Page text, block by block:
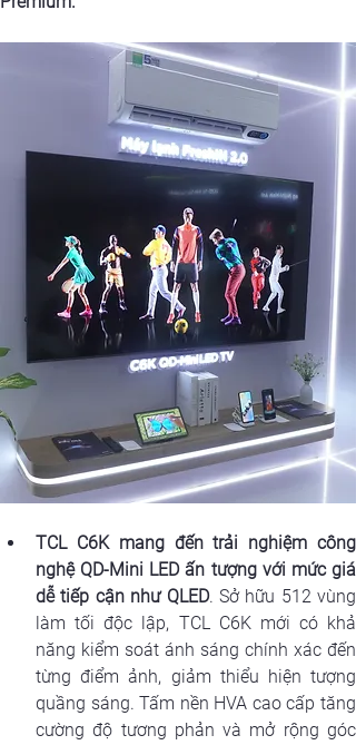
TCL C6K mang đến trải nghiệm công
nghệ QD-Mini LED ấn tượng với mức giá
dễ tiếp cận như QLED. Sở hữu 512 vùng
làm tối độc lập, TCL C6K mới có khả
năng kiểm soát ánh sáng chính xác đến
từng điểm ảnh, giảm thiểu hiện tượng
quầng sáng. Tấm nền HVA cao cấp tăng
cường độ tương phản và mở rộng góc